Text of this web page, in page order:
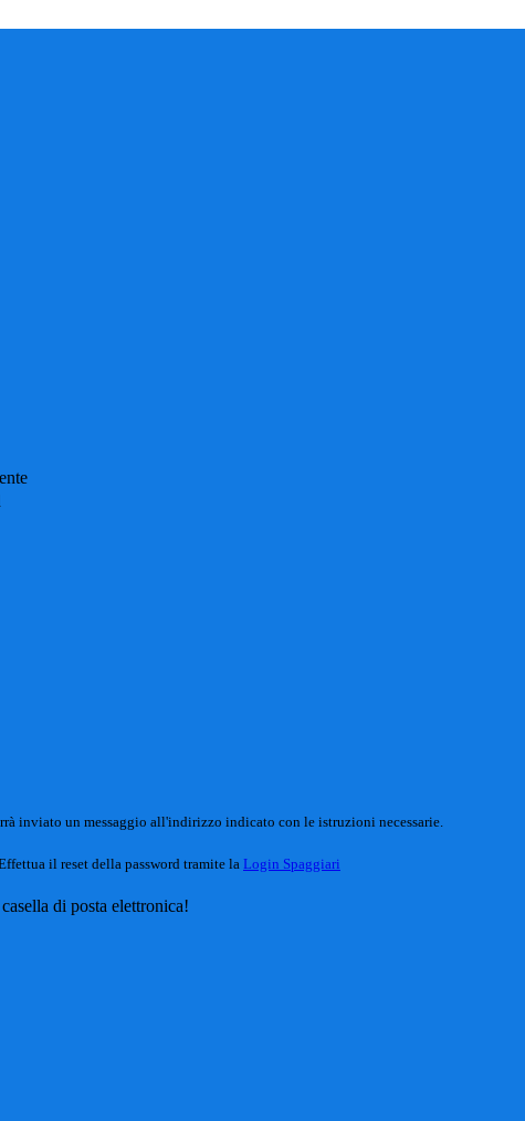
inviato un messaggio all'indirizzo indicato con le istruzioni necessarie.
il reset della password tramite la Login Spaggiari
di posta elettronica!